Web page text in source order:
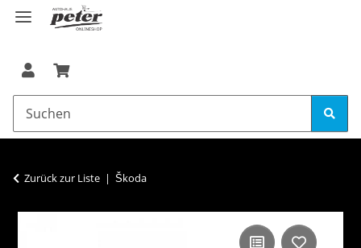
Zurück zur Liste Škoda